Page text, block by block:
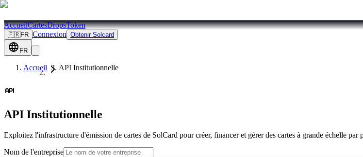
AccueilCartesDropsToken
🇫🇷FR Connexion Obtenir Solcard
FR
Accueil API Institutionnelle
API Institutionnelle
Exploitez l'infrastructure d'émission de cartes de SolCard pour créer, financer et gérer des cartes à grande échelle
Nom de l'entreprise